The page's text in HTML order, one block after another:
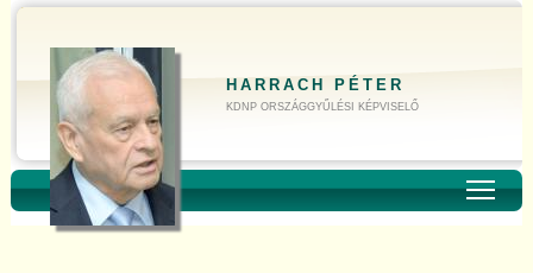
HARRACH PÉTER
KDNP ORSZÁGGYŰLÉSI KÉPVISELŐ